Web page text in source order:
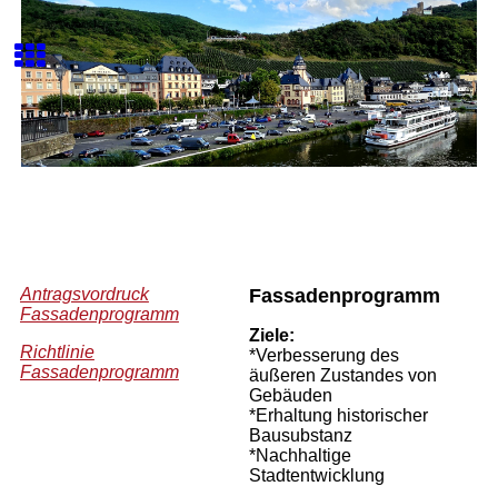
Antragsvordruck
Fassadenprogramm
Richtlinie
Fassadenprogramm
Fassadenprogramm
Ziele:
*Verbesserung des
äußeren Zustandes von
Gebäuden
*Erhaltung historischer
Bausubstanz
*Nachhaltige
Stadtentwicklung